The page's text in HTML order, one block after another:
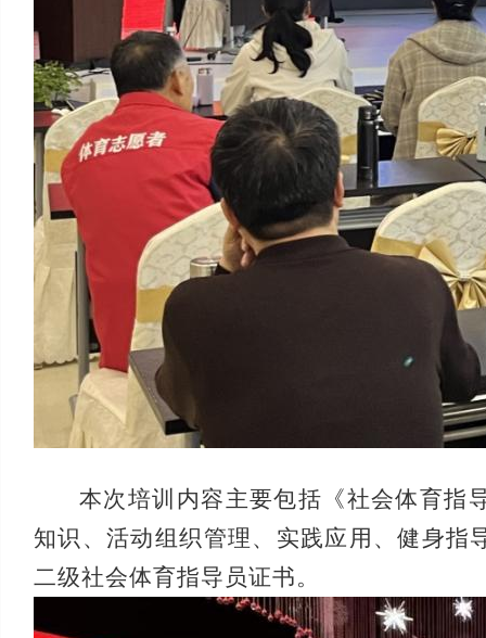
本次培训内容主要包括《社会体育指
知识、活动组织管理、实践应用、健身指
二级社会体育指导员证书。